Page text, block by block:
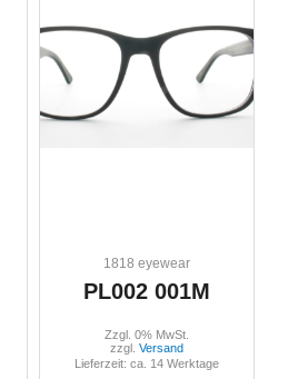
1818 eyewear
PL002 001M
Zzgl. 0% MwSt.
zzgl. Versand
Lieferzeit: ca. 14 Werktage